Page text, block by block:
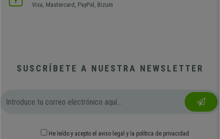
Visa, Mastercard, PayPal, Bizum
SUSCRÍBETE A NUESTRA NEWSLETTER
He leído y acepto el aviso legal y la política de privacidad